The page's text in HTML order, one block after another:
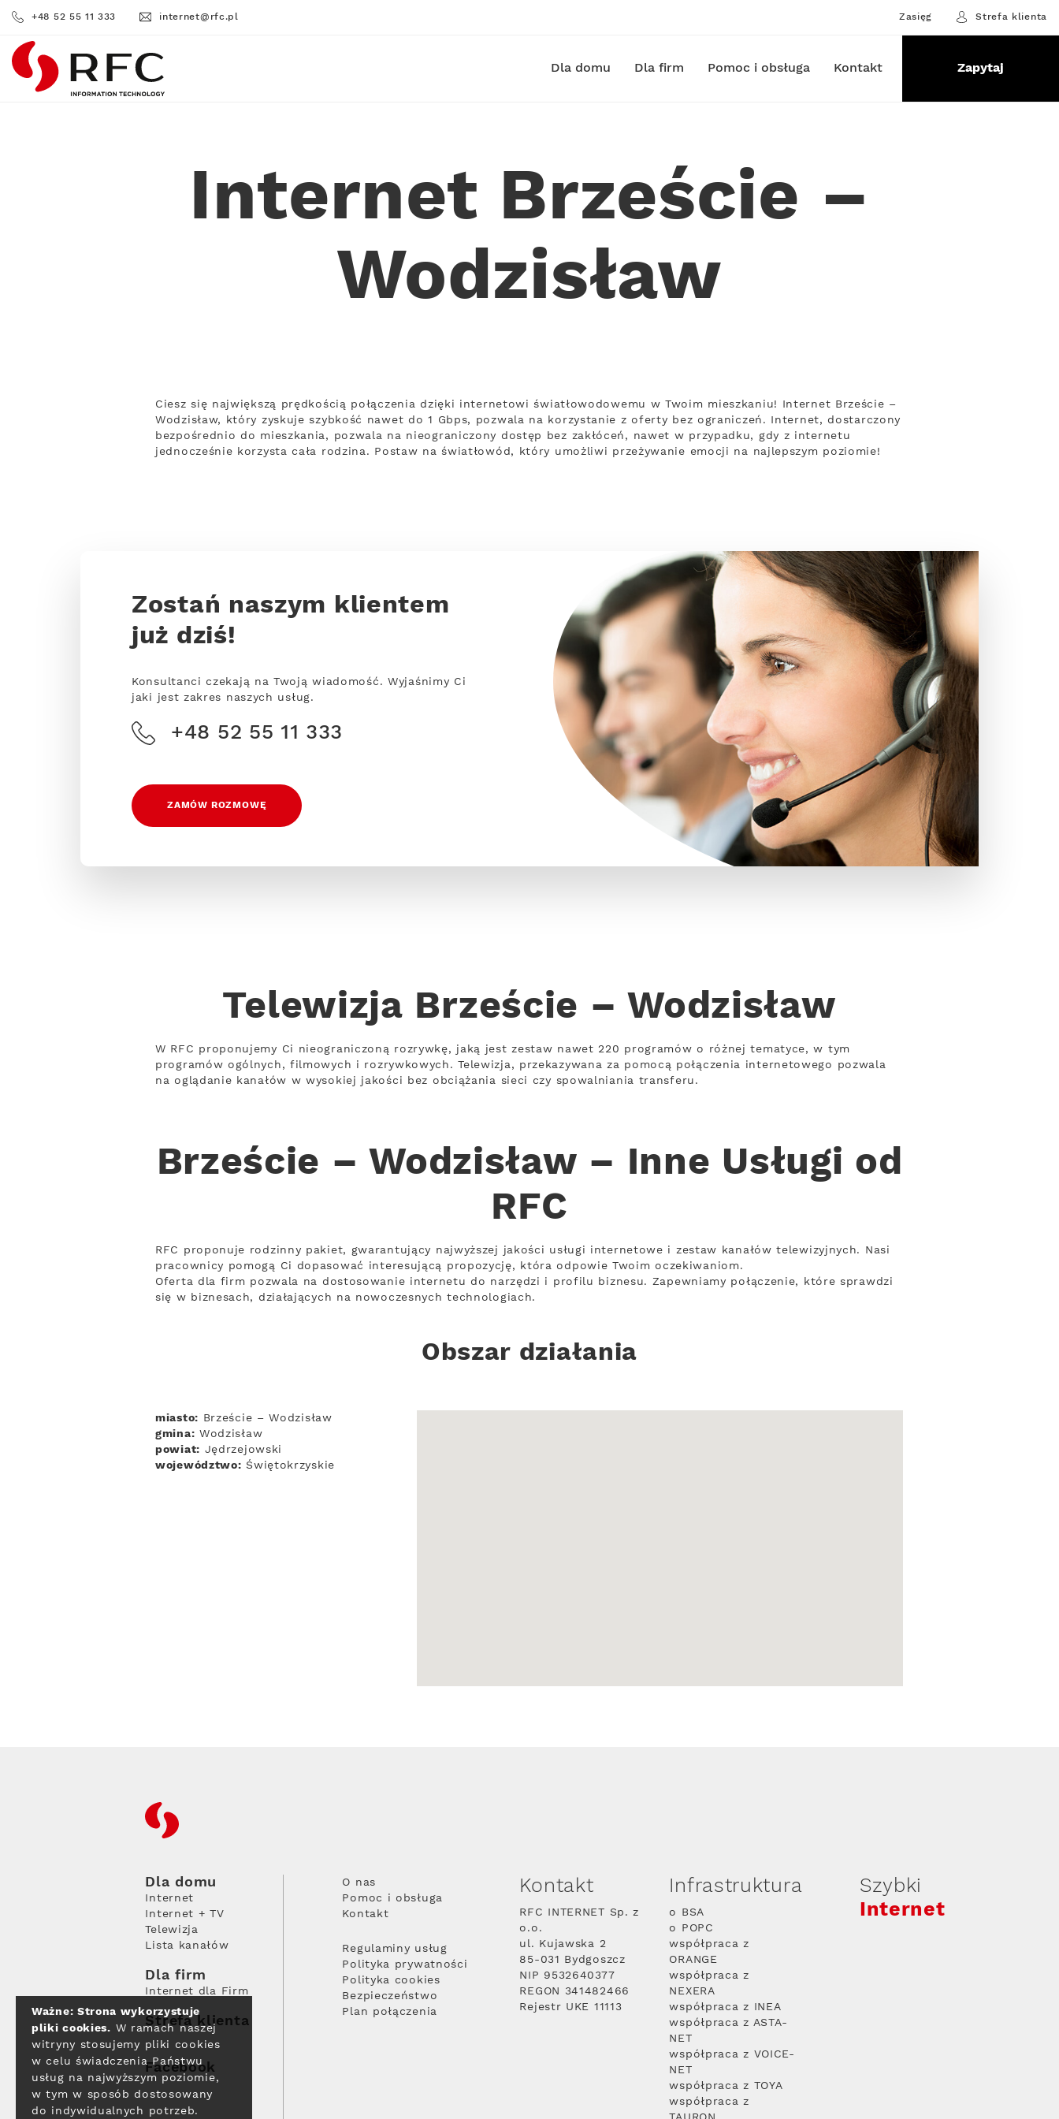
+48 52 55 11 333 internet@rfc.pl Zasięg Strefa klienta
RFC Dla domu Dla firm Pomoc i obsługa Kontakt Zapytaj
Internet Brzeście –
Wodzisław
Ciesz się największą prędkością połączenia dzięki internetowi światłowodowemu w Twoim mieszkaniu! Internet Brzeście –
Wodzisław, który zyskuje szybkość nawet do 1 Gbps, pozwala na korzystanie z oferty bez ograniczeń. Internet, dostarczony
bezpośrednio do mieszkania, pozwala na nieograniczony dostęp bez zakłóceń, nawet w przypadku, gdy z internetu
jednocześnie korzysta cała rodzina. Postaw na światłowód, który umożliwi przeżywanie emocji na najlepszym poziomie!
Zostań naszym klientem
już dziś!
Konsultanci czekają na Twoją wiadomość. Wyjaśnimy Ci
jaki jest zakres naszych usług.
+48 52 55 11 333
ZAMÓW ROZMOWĘ
Telewizja Brzeście – Wodzisław
W RFC proponujemy Ci nieograniczoną rozrywkę, jaką jest zestaw nawet 220 programów o różnej tematyce, w tym
programów ogólnych, filmowych i rozrywkowych. Telewizja, przekazywana za pomocą połączenia internetowego pozwala
na oglądanie kanałów w wysokiej jakości bez obciążania sieci czy spowalniania transferu.
Brzeście – Wodzisław – Inne Usługi od
RFC
RFC proponuje rodzinny pakiet, gwarantujący najwyższej jakości usługi internetowe i zestaw kanałów telewizyjnych. Nasi
pracownicy pomogą Ci dopasować interesującą propozycję, która odpowie Twoim oczekiwaniom.
Oferta dla firm pozwala na dostosowanie internetu do narzędzi i profilu biznesu. Zapewniamy połączenie, które sprawdzi
się w biznesach, działających na nowoczesnych technologiach.
Obszar działania
miasto: Brzeście – Wodzisław
gmina: Wodzisław
powiat: Jędrzejowski
województwo: Świętokrzyskie
RFC
Dla domu
Internet
Internet + TV
Telewizja
Lista kanałów
Dla firm
Internet dla Firm
Strefa klienta
Facebook
O nas
Pomoc i obsługa
Kontakt
Regulaminy usług
Polityka prywatności
Polityka cookies
Bezpieczeństwo
Plan połączenia
Kontakt
RFC INTERNET Sp. z
o.o.
ul. Kujawska 2
85-031 Bydgoszcz
NIP 9532640377
REGON 341482466
Rejestr UKE 11113
Infrastruktura
o BSA
o POPC
współpraca z
ORANGE
współpraca z
NEXERA
współpraca z INEA
współpraca z ASTA-
NET
współpraca z VOICE-
NET
współpraca z TOYA
współpraca z
Szybki
Internet
Ważne: Strona wykorzystuje
pliki cookies. W ramach naszej
witryny stosujemy pliki cookies
w celu świadczenia Państwu
usług na najwyższym poziomie,
w tym w sposób dostosowany
do indywidualnych potrzeb.